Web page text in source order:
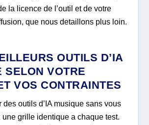
la licence de l’outil et de votre
que nous detaillons plus loin.
OUTILS D’IA
SELON VOTRE
VOS CONTRAINTES
des outils d’IA musique sans vous
une grille identique a chaque test.